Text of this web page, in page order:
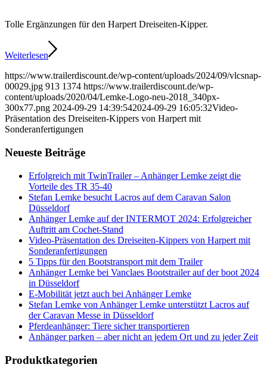
Tolle Ergänzungen für den Harpert Dreiseiten-Kipper.
Weiterlesen
https://www.trailerdiscount.de/wp-content/uploads/2024/09/vlcsnap-
00029.jpg 913 1374 https://www.trailerdiscount.de/wp-
content/uploads/2020/04/Lemke-Logo-neu-2018_340px-
300x77.png 2024-09-29 14:39:542024-09-29 16:05:32Video-
Präsentation des Dreiseiten-Kippers von Harpert mit
Sonderanfertigungen
Neueste Beiträge
Erfolgreich mit TwinTrailer – Anhänger Lemke zeigt die
Vorteile des TR 35-40
Stefan Lemke besucht Lacros auf dem Caravan Salon
Düsseldorf
Anhänger Lemke auf der INTERMOT 2024: Erfolgreicher
Auftritt am Cochet-Stand
Video-Präsentation des Dreiseiten-Kippers von Harpert mit
Sonderanfertigungen
5 Tipps für den Bootstransport mit dem Trailer
Anhänger Lemke bei Vanclaes Bootstrailer auf der boot 2024
in Düsseldorf
E-Mobilität jetzt auch bei Anhänger Lemke
Stefan Lemke von Anhänger Lemke unterstützt Lacros auf
der Caravan Messe in Düsseldorf
Pferdeanhänger: Tiere sicher transportieren
Anhänger parken – aber nicht an jedem Ort und zu jeder Zeit
Produktkategorien